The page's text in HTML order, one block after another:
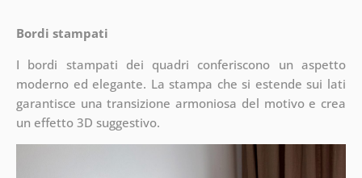
Bordi stampati
I bordi stampati dei quadri conferiscono un aspetto
moderno ed elegante. La stampa che si estende sui lati
garantisce una transizione armoniosa del motivo e crea
un effetto 3D suggestivo.